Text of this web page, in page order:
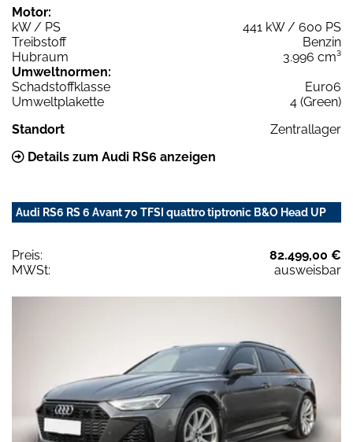
Motor:
kW / PS
441 kW / 600 PS
Treibstoff
Benzin
Hubraum
3.996 cm³
Umweltnormen:
Schadstoffklasse
Euro6
Umweltplakette
4 (Green)
Standort
Zentrallager
Details zum Audi RS6 anzeigen
Audi RS6 RS 6 Avant 70 TFSI quattro tiptronic B&O Head UP
Preis:
82.499,00 €
MWSt:
ausweisbar